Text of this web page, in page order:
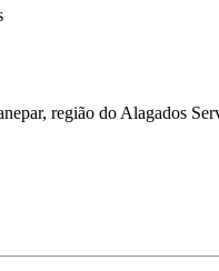
região do Alagados